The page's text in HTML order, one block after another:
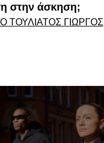
στην άσκηση;
ΤΟΥΛΙΆΤΟΣ ΓΙΏΡΓΟΣ